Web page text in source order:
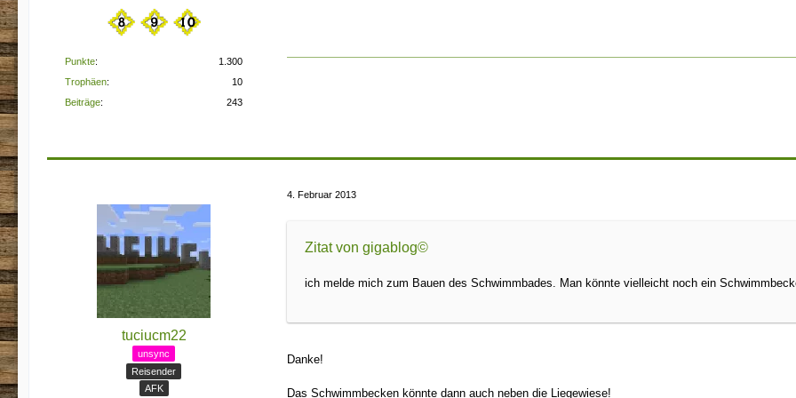
Punkte
1.300
Trophäen
10
Beiträge
243
tuciucm22
unsync
Reisender
AFK
4. Februar 2013
Zitat von gigablog©
ich melde mich zum Bauen des Schwimmbades. Man könnte vielleicht noch ein
Danke!
Das Schwimmbecken könnte dann auch neben die Liegewiese!